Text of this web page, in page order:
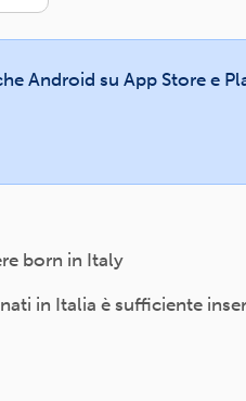
Android su App Store e
born in Italy
in Italia è sufficiente